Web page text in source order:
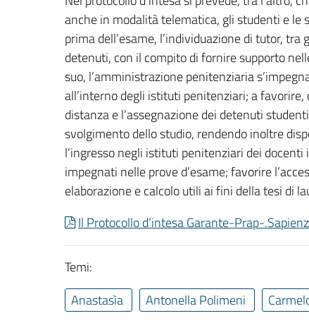
anche in modalità telematica, gli studenti e
prima dell’esame, l’individuazione di tutor,
detenuti, con il compito di fornire supporto
suo, l’amministrazione penitenziaria
all’interno degli istituti penitenziari; a favorire,
distanza e l’assegnazione dei detenuti
svolgimento dello studio, rendendo inoltre
l’ingresso negli istituti penitenziari dei
impegnati nelle prove d’esame; favorire
elaborazione e calcolo utili ai fini della tesi di
Il Protocollo d’intesa Garante-Prap-
Temi:
Anastasìa
Antonella Polimeni